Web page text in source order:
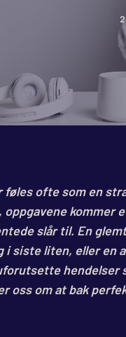
ofte som en
oppgavene
slår til. En
i siste liten, eller
hendelser
oss om at bak